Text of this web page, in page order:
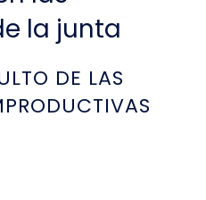
la junta
DE LAS